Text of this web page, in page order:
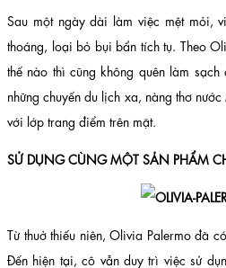
Sau một ngày dài làm việc mệt mỏi,
thoáng, loại bỏ bụi bẩn tích tụ. Theo
thế nào thì cũng không quên làm
những chuyến du lịch xa, nàng thơ
với lớp trang điểm trên mặt.
SỬ DỤNG CÙNG MỘT SẢN PHẨM
Từ thuở thiếu niên, Olivia Palermo đã
Đến hiện tại, cô vẫn duy trì việc sử